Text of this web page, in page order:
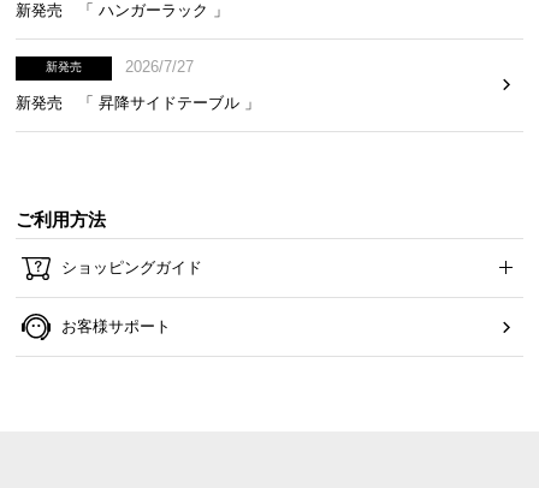
テーブル脚の高さを変えられる約5㎝の継脚付き。お
好みで高さを簡単に調節できます。
新発売 「 ハンガーラック 」
新発売
2026/7/27
新発売 「 昇降サイドテーブル 」
ご利用方法
ショッピングガイド
お客様サポート